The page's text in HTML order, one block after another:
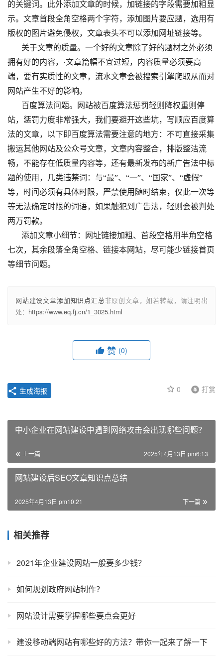
的关键词。此外添加文章的时候，加链接的字段需要加粗显
示。文章首段全角空格两个字符，添加图片要应题，选用有
版权的图片避免侵权，文章表头不可以添加网址链接等。
关于文章的质量。一个好的文章除了好的题材之外必须
拥有好的内容，·文章篇幅不宜过短，内容质量必须要高
端，要有实质性的文章，流水文章会被搜索引擎爬取从而对
网站产生不好的影响。
百度算法问题。网站被百度算法惩罚轻则降权重则停
站，惩罚力度非常强大，我们要避开这些坑，写顺应百度算
法的文章，以下即百度算法需要注意的地方：不可直接采集
搬运其他网站及公众号文章，文章内容整合，排版整洁流
畅，不能存在低质量内容等，还有最新发布的新广告法中标
题的使用，几类违禁词：与“最”、“一”、“国家”、“虚假”
等，时间必须有具体时限，严禁使用随时结束，仅此一次等
等无法确定时限的词语，如果触犯到广告法，轻则会被判处
两万罚款。
添加文章小细节：网址链接加粗、首段空格用半角空格
七次，其余段落全角空格、链接本网站，尽可能少链接首页
等细节问题。
网站建设文章添加知识点汇总非原创文章，如若转载，请注明出
处： https://www.eq.fj.cn/1_3025.html
赞 (0)
0 打赏
生成海报
中小企业在网站建设中遇到网络攻击会出现哪些问题？
上一篇 2025年4月13日 pm6:13
网站建设后SEO文章知识点总结
下一篇
2025年4月13日 pm10:21
相关推荐
2021年企业建设网站一般要多少钱？
如何规划政府网站制作？
网站设计需要掌握哪些要点会更好
建设移动端网站有哪些好的方法？带你一起来了解一下